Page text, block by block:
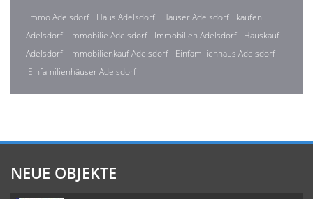
Immo Adelsdorf Haus Adelsdorf Häuser Adelsdorf
kaufen
Adelsdorf
Immobilie Adelsdorf Immobilien Adelsdorf
Hauskauf
Adelsdorf
Immobilienkauf Adelsdorf
Einfamilienhaus Adelsdorf
Einfamilienhäuser Adelsdorf
NEUE OBJEKTE